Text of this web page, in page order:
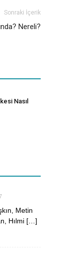
Sonraki İçerik
Nereli?
Nasıl
Metin
Hılmi […]